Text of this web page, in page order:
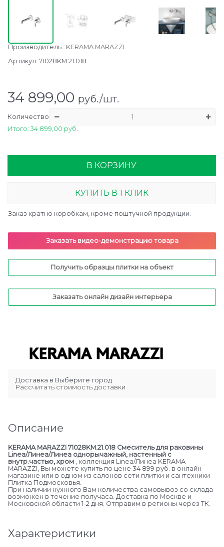
Производитель : KERAMA MARAZZI
Артикул: 71028KM.21.018
34 899,00 руб./шт.
Количество
Итого: 34 899,00 руб.
В КОРЗИНУ
КУПИТЬ В 1 КЛИК
Заказ кратно коробкам, кроме поштучной продукции.
Заказать видео-демонстрацию товара
Получить образцы плитки на объект
Заказать онлайн дизайн интерьера
Доставка в Выберите город
Рассчитать стоимость доставки
Описание
KERAMA MARAZZI 71028KM.21.018 Смеситель для раковины
Linea/Линеа/Линеа однорычажный, настенный c
внутр.частью, хром , коллекция Linea/Линеа KERAMA
MARAZZI, Вы можете купить по цене 34 899 руб. в онлайн-
магазине или в одном из салонов сети плитки и сантехники
Плитка Подмосковья.
При наличии нужного Вам количества самовывоз со склада
возможен в течение получаса. Доставка по Москве и
Московской области 1-2 дня. Отправим в регионы через ТК.
Характеристики